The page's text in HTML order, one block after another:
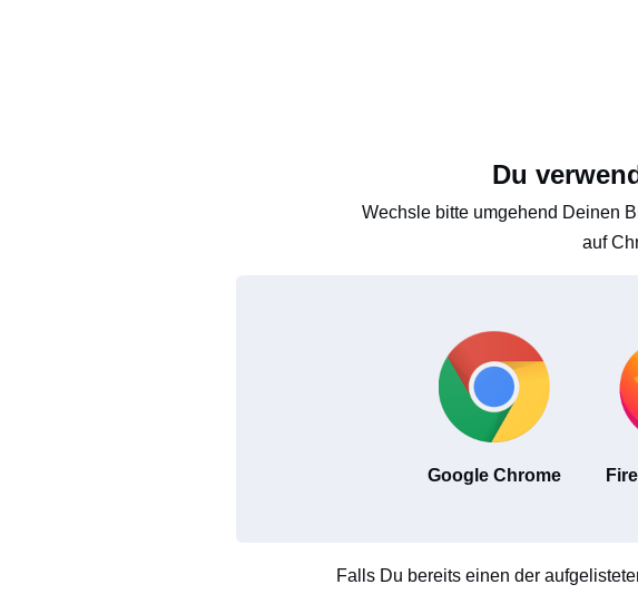
Du
Wechsle bitte umgehend Deinen
auf
Google Chrome
Falls Du bereits einen der